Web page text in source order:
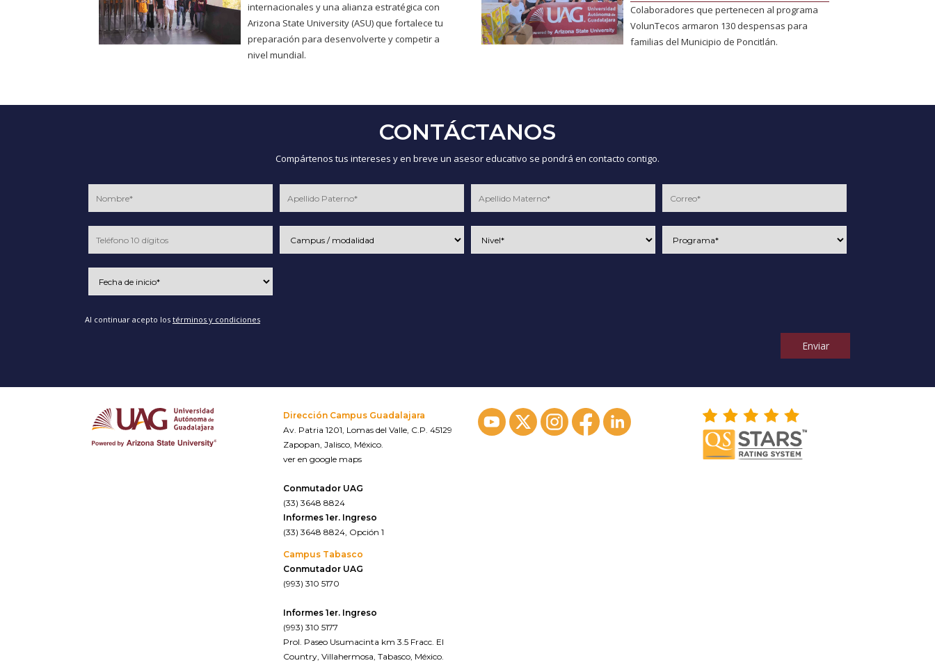
internacionales y una alianza estratégica con
Arizona State University (ASU) que fortalece tu
preparación para desenvolverte y competir a
nivel mundial.
Colaboradores que pertenecen al programa
VolunTecos armaron 130 despensas para
familias del Municipio de Poncitlán.
CONTÁCTANOS
Compártenos tus intereses y en breve un asesor educativo se pondrá en contacto contigo.
Al continuar acepto los términos y condiciones
Enviar
Dirección Campus Guadalajara
Av. Patria 1201, Lomas del Valle, C.P. 45129
Zapopan, Jalisco, México.
ver en google maps
Conmutador UAG
(33) 3648 8824
Informes 1er. Ingreso
(33) 3648 8824, Opción 1
Campus Tabasco
Conmutador UAG
(993) 310 5170
Informes 1er. Ingreso
(993) 310 5177
Prol. Paseo Usumacinta km 3.5 Fracc. El
Country, Villahermosa, Tabasco, México.